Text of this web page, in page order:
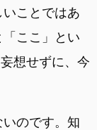
ことではあ
ここ」とい
想せずに、今
のです。知